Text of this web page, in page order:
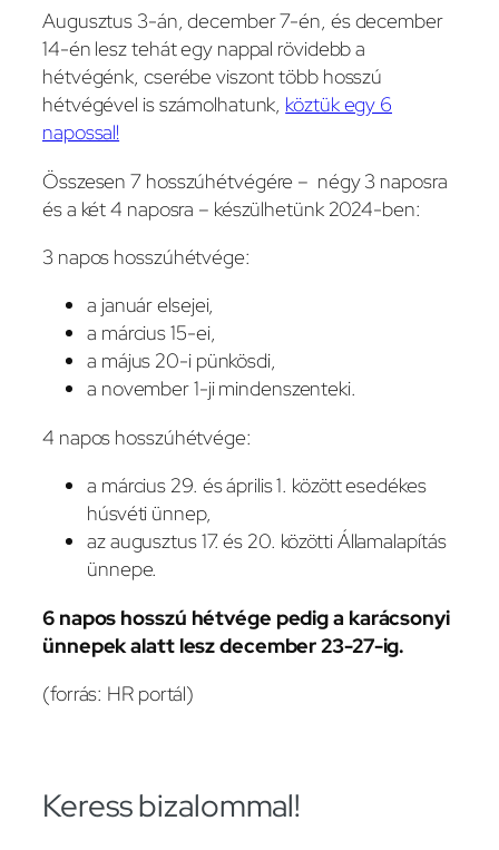
Augusztus 3-án, december 7-én, és december
14-én lesz tehát egy nappal rövidebb a
hétvégénk, cserébe viszont több hosszú
hétvégével is számolhatunk, köztük egy 6
napossal!
Összesen 7 hosszúhétvégére – négy 3 naposra
és a két 4 naposra – készülhetünk 2024-ben:
3 napos hosszúhétvége:
a január elsejei,
a március 15-ei,
a május 20-i pünkösdi,
a november 1-ji mindenszenteki.
4 napos hosszúhétvége:
a március 29. és április 1. között esedékes
húsvéti ünnep,
az augusztus 17. és 20. közötti Államalapítás
ünnepe.
6 napos hosszú hétvége pedig a karácsonyi
ünnepek alatt lesz december 23-27-ig.
(forrás: HR portál)
Keress bizalommal!